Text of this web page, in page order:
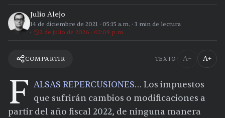
Julio Alejo
14 de diciembre de 2021 · 05:15 a.m. · 3 min de lectura
2 de julio de 2026 · 02:09 p.m.
COMPARTIR TEXTO A− A+
F ALSAS REPERCUSIONES… Los impuestos
que sufrirán cambios o modificaciones a
partir del año fiscal 2022, de ninguna manera